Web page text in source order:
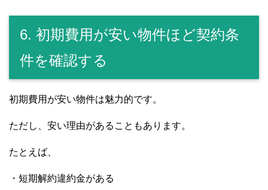
6. 初期費用が安い物件ほど契約条
件を確認する
初期費用が安い物件は魅力的です。
ただし、安い理由があることもあります。
たとえば、
・短期解約違約金がある